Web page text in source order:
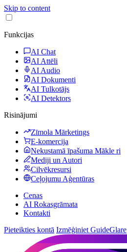
Skip to content
Funkcijas
AI Chat
AI Attēli
AI Audio
AI Dokumenti
AI Tulkotājs
AI Detektors
Risinājumi
Zīmola Mārketings
E-komercija
Nekustamā īpašuma Mākle ri
Mediji un Autori
Cilvēkresursi
Ceļojumu Aģentūras
Cenas
AI Rokasgrāmata
Kontakti
Pieteikties kontā Izmēģiniet GuideGlare